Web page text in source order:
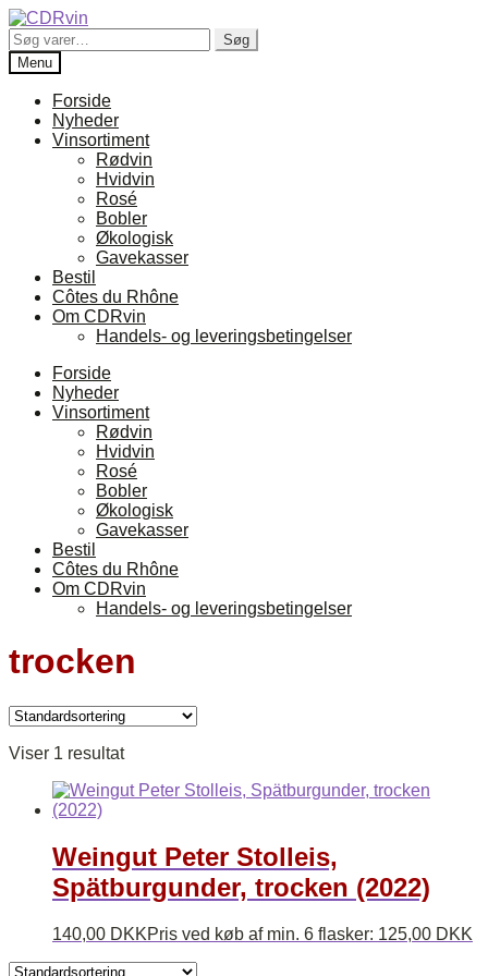
Spring
til
navigation
Spring
til
indhold
Søg
efter:
Søg
Menu
Forside
Nyheder
Vinsortiment
Rødvin
Hvidvin
Rosé
Bobler
Økologisk
Gavekasser
Bestil
Côtes du Rhône
Om CDRvin
Handels- og leveringsbetingelser
Forside
Nyheder
Vinsortiment
Rødvin
Hvidvin
Rosé
Bobler
Økologisk
Gavekasser
Bestil
Côtes du Rhône
Om CDRvin
Handels- og leveringsbetingelser
trocken
Viser 1 resultat
Weingut Peter Stolleis,
Spätburgunder, trocken (2022)
140,00 DKKPris ved køb af min. 6 flasker: 125,00 DKK